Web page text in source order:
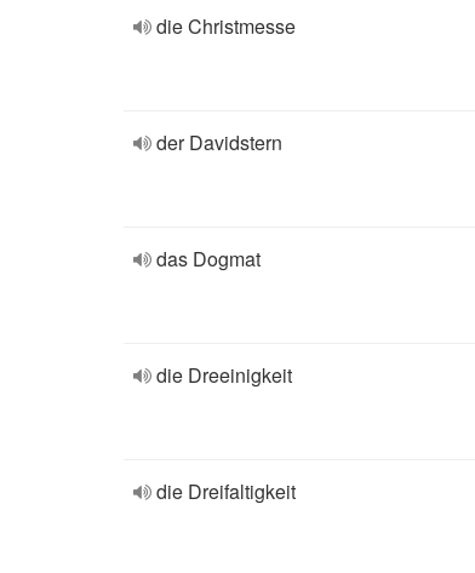
die Christmesse
der Davidstern
das Dogmat
die Dreeinigkeit
die Dreifaltigkeit